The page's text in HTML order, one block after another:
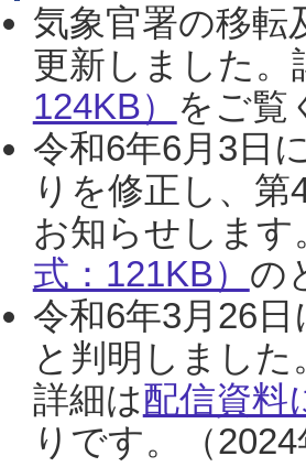
気象官署の移転
更新しました。
124KB） をご覧
令和6年6月3日
りを修正し、
お知らせします
式：121KB） の
令和6年3月26
と判明しまし
詳細は配信資料
りです。（2024